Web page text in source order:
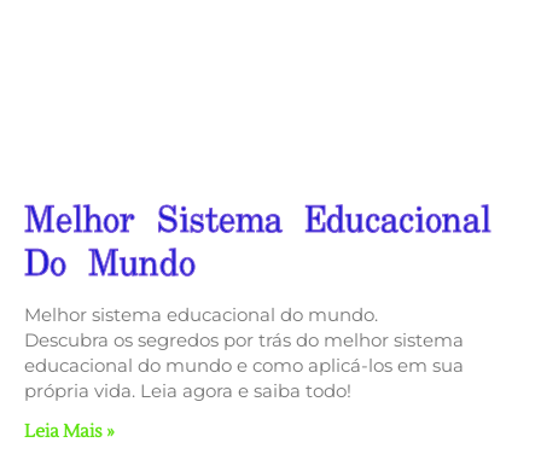
Melhor Sistema Educacional
Do Mundo
Melhor sistema educacional do mundo.
Descubra os segredos por trás do melhor sistema
educacional do mundo e como aplicá-los em sua
própria vida. Leia agora e saiba todo!
Leia Mais »